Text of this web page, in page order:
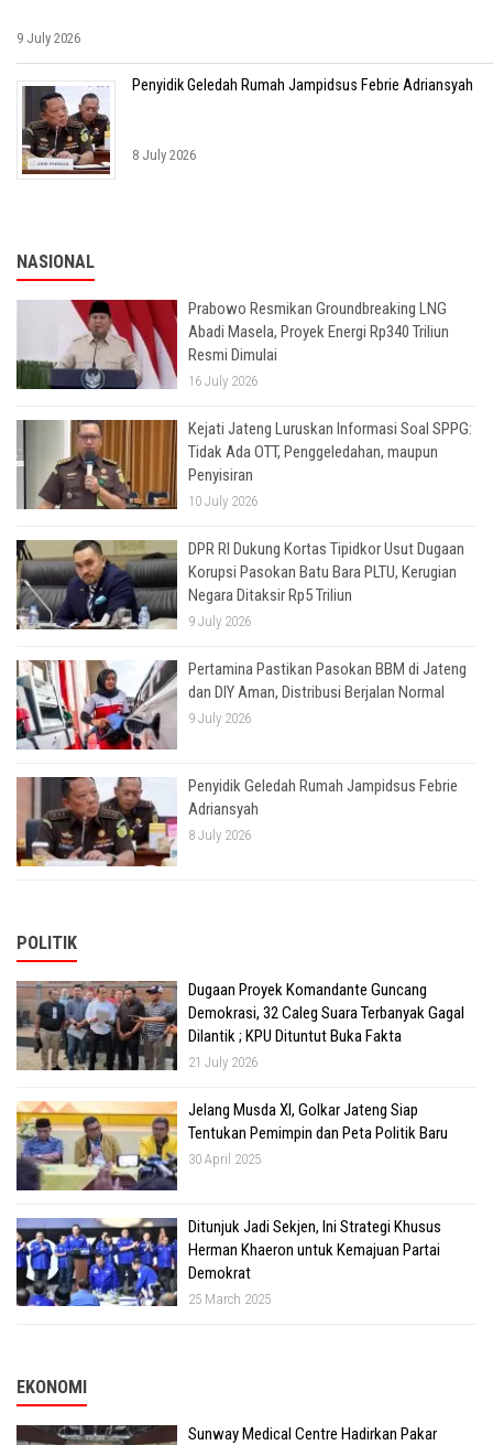
9 July 2026
Penyidik Geledah Rumah Jampidsus Febrie Adriansyah
8 July 2026
NASIONAL
Prabowo Resmikan Groundbreaking LNG
Abadi Masela, Proyek Energi Rp340 Triliun
Resmi Dimulai
16 July 2026
Kejati Jateng Luruskan Informasi Soal SPPG:
Tidak Ada OTT, Penggeledahan, maupun
Penyisiran
10 July 2026
DPR RI Dukung Kortas Tipidkor Usut Dugaan
Korupsi Pasokan Batu Bara PLTU, Kerugian
Negara Ditaksir Rp5 Triliun
9 July 2026
Pertamina Pastikan Pasokan BBM di Jateng
dan DIY Aman, Distribusi Berjalan Normal
9 July 2026
Penyidik Geledah Rumah Jampidsus Febrie
Adriansyah
8 July 2026
POLITIK
Dugaan Proyek Komandante Guncang
Demokrasi, 32 Caleg Suara Terbanyak Gagal
Dilantik ; KPU Dituntut Buka Fakta
21 July 2026
Jelang Musda XI, Golkar Jateng Siap
Tentukan Pemimpin dan Peta Politik Baru
30 April 2025
Ditunjuk Jadi Sekjen, Ini Strategi Khusus
Herman Khaeron untuk Kemajuan Partai
Demokrat
25 March 2025
EKONOMI
Sunway Medical Centre Hadirkan Pakar